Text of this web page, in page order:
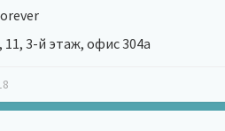
3-й этаж, офис 304а